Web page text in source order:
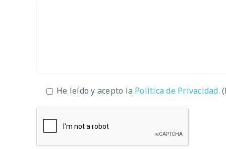
He leído y acepto la Política de Privacidad.